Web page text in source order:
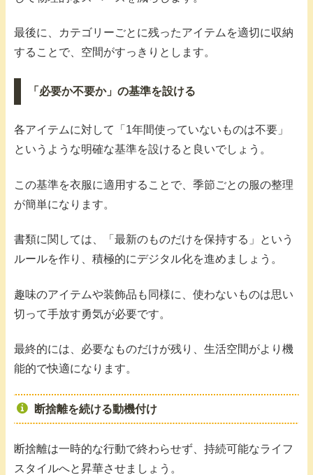
最後に、カテゴリーごとに残ったアイテムを適切に収納
することで、空間がすっきりとします。
「必要か不要か」の基準を設ける
各アイテムに対して「1年間使っていないものは不要」
というような明確な基準を設けると良いでしょう。
この基準を衣服に適用することで、季節ごとの服の整理
が簡単になります。
書類に関しては、「最新のものだけを保持する」という
ルールを作り、積極的にデジタル化を進めましょう。
趣味のアイテムや装飾品も同様に、使わないものは思い
切って手放す勇気が必要です。
最終的には、必要なものだけが残り、生活空間がより機
能的で快適になります。
断捨離を続ける動機付け
断捨離は一時的な行動で終わらせず、持続可能なライフ
スタイルへと昇華させましょう。